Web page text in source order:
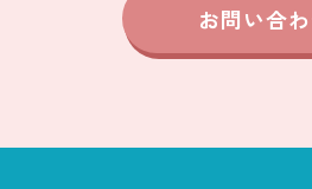
お問い合